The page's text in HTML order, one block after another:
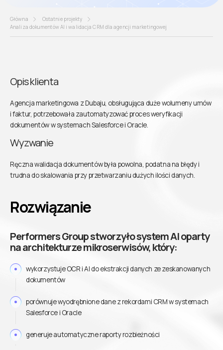
Główna
Ostatnie projekty
Analiza dokumentów AI i walidacja CRM dla agencji marketingowej
Opis klienta
Agencja marketingowa z Dubaju, obsługująca duże wolumeny umów
i faktur, potrzebowała zautomatyzować proces weryfikacji
dokumentów w systemach Salesforce i Oracle.
Wyzwanie
Ręczna walidacja dokumentów była powolna, podatna na błędy i
trudna do skalowania przy przetwarzaniu dużych ilości danych.
Rozwiązanie
Performers Group stworzyło system AI oparty
na architekturze mikroserwisów, który:
wykorzystuje OCR i AI do ekstrakcji danych ze zeskanowanych
dokumentów
porównuje wyodrębnione dane z rekordami CRM w systemach
Salesforce i Oracle
generuje automatyczne raporty rozbieżności